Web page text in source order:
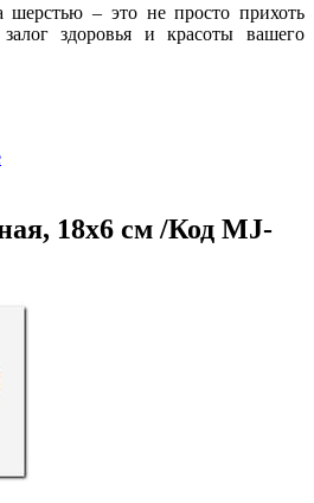
шерстью – это не просто прихоть
здоровья и красоты вашего
18х6 см /Код MJ-